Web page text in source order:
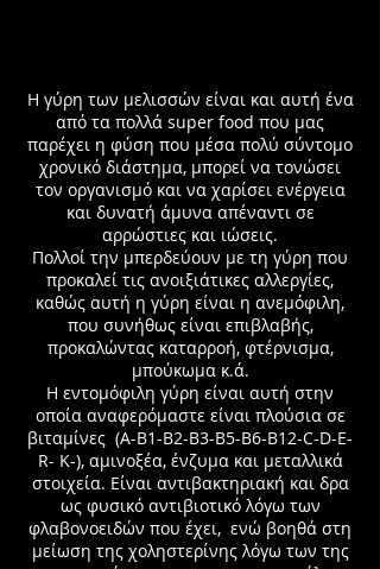
Η γύρη των μελισσών είναι και αυτή ένα
από τα πολλά super food που μας
παρέχει η φύση που μέσα πολύ σύντομο
χρονικό διάστημα, μπορεί να τονώσει
τον οργανισμό και να χαρίσει ενέργεια
και δυνατή άμυνα απέναντι σε
αρρώστιες και ιώσεις.
Πολλοί την μπερδεύουν με τη γύρη που
προκαλεί τις ανοιξιάτικες αλλεργίες,
καθώς αυτή η γύρη είναι η ανεμόφιλη,
που συνήθως είναι επιβλαβής,
προκαλώντας καταρροή, φτέρνισμα,
μπούκωμα κ.ά.
Η εντομόφιλη γύρη είναι αυτή στην
οποία αναφερόμαστε είναι πλούσια σε
βιταμίνες (A-B1-B2-B3-B5-B6-B12-C-D-E-
R- K-), αμινοξέα, ένζυμα και μεταλλικά
στοιχεία. Είναι αντιβακτηριακή και δρα
ως φυσικό αντιβιοτικό λόγω των
φλαβονοειδών που έχει, ενώ βοηθά στη
μείωση της χοληστερίνης λόγω των της